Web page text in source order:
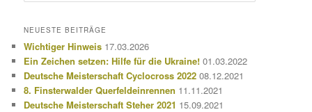
h
n
NEUESTE BEITRÄGE
Wichtiger Hinweis 17.03.2026
Ein Zeichen setzen: Hilfe für die Ukraine! 01.03.2022
Deutsche Meisterschaft Cyclocross 2022 08.12.2021
8. Finsterwalder Querfeldeinrennen 11.11.2021
Deutsche Meisterschaft Steher 2021 15.09.2021